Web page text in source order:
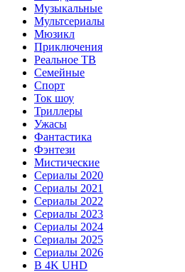
Музыкальные
Мультсериалы
Мюзикл
Приключения
Реальное ТВ
Семейные
Спорт
Ток шоу
Триллеры
Ужасы
Фантастика
Фэнтези
Мистические
Сериалы 2020
Сериалы 2021
Сериалы 2022
Сериалы 2023
Сериалы 2024
Сериалы 2025
Сериалы 2026
В 4K UHD